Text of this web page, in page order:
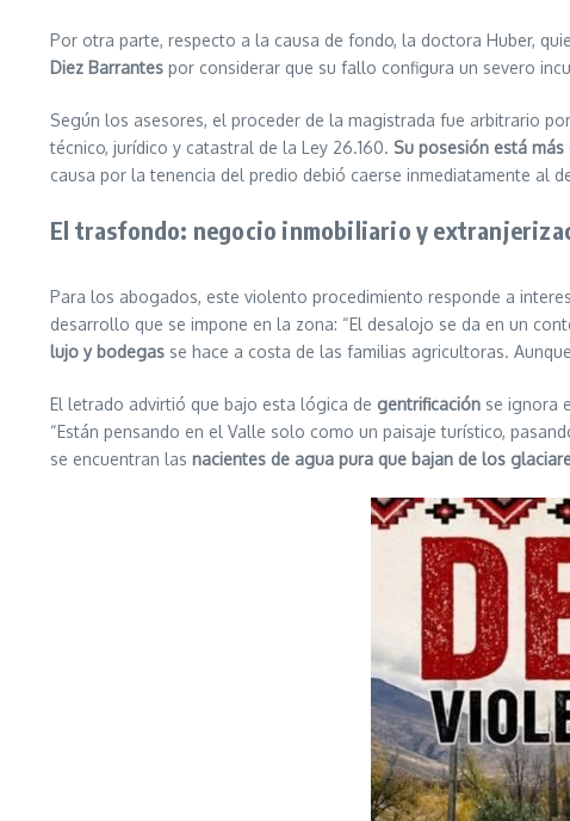
Por otra parte, respecto a la causa de fondo, la doctora Huber,
Diez Barrantes por considerar que su fallo configura un severo
Según los asesores, el proceder de la magistrada fue arbitrario
técnico, jurídico y catastral de la Ley 26.160. Su posesión está
causa por la tenencia del predio debió caerse inmediatamente al
El trasfondo: negocio inmobiliario y
Para los abogados, este violento procedimiento responde a
desarrollo que se impone en la zona: “El desalojo se da en un
lujo y bodegas se hace a costa de las familias agricultoras.
El letrado advirtió que bajo esta lógica de gentrificación se ignora
“Están pensando en el Valle solo como un paisaje turístico,
se encuentran las nacientes de agua pura que bajan de los